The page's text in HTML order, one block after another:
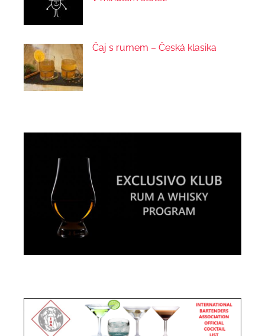
Čaj s rumem – Česká klasika